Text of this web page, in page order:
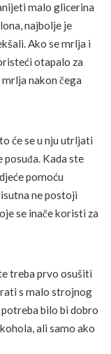
malo glicerina
najbolje je
Ako se mrlja i
otapalo za
nakon čega
će se u nju utrljati
posuđa. Kada ste
pomoću
ne postoji
se inače koristi za
treba prvo osušiti
s malo strojnog
bilo bi dobro
ali samo ako